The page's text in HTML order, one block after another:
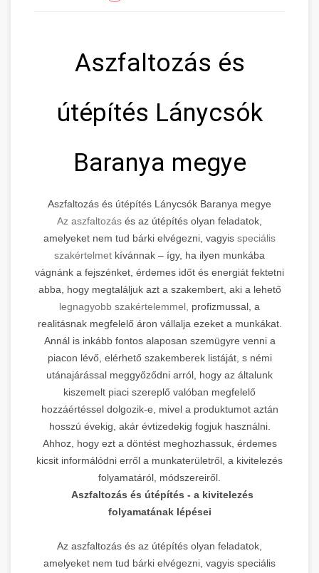
Aszfaltozás és
útépítés Lánycsók
Baranya megye
Aszfaltozás és útépítés Lánycsók Baranya megye
Az aszfaltozás és az útépítés olyan feladatok,
amelyeket nem tud bárki elvégezni, vagyis speciális
szakértelmet kívánnak – így, ha ilyen munkába
vágnánk a fejszénket, érdemes időt és energiát fektetni
abba, hogy megtaláljuk azt a szakembert, aki a lehető
legnagyobb szakértelemmel, profizmussal, a
realitásnak megfelelő áron vállalja ezeket a munkákat.
Annál is inkább fontos alaposan szemügyre venni a
piacon lévő, elérhető szakemberek listáját, s némi
utánajárással meggyőződni arról, hogy az általunk
kiszemelt piaci szereplő valóban megfelelő
hozzáértéssel dolgozik-e, mivel a produktumot aztán
hosszú évekig, akár évtizedekig fogjuk használni.
Ahhoz, hogy ezt a döntést meghozhassuk, érdemes
kicsit informálódni erről a munkaterületről, a kivitelezés
folyamatáról, módszereiről.
Aszfaltozás és útépítés - a kivitelezés
folyamatának lépései
Az aszfaltozás és az útépítés olyan feladatok,
amelyeket nem tud bárki elvégezni, vagyis speciális